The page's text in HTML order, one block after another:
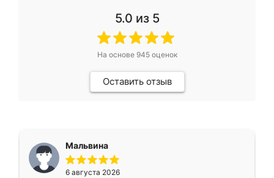
5.0 из 5
На основе 945оценок
Оставить отзыв
Мальвина
6 августа 2026